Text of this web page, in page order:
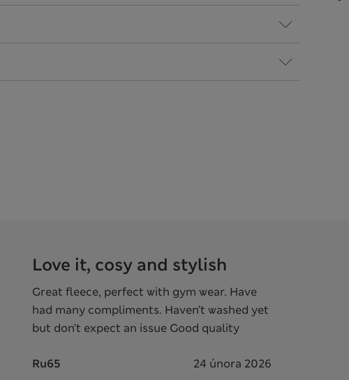
Love it, cosy and stylish
Great fleece, perfect with gym wear. Have
had many compliments. Haven’t washed yet
but don’t expect an issue Good quality
Ru65 24 února 2026